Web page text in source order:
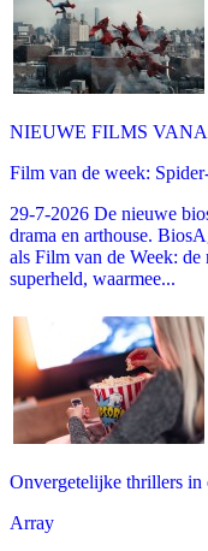
NIEUWE FILMS
Film van de week:
29-7-2026 De nieuwe
drama en arthouse.
als Film van de Week:
superheld, waarmee...
Onvergetelijke thrillers in
Array